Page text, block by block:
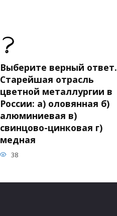
Выберите верный ответ.
Старейшая отрасль
цветной металлургии в
России: а) оловянная б)
алюминиевая в)
свинцово-цинковая г)
медная
38